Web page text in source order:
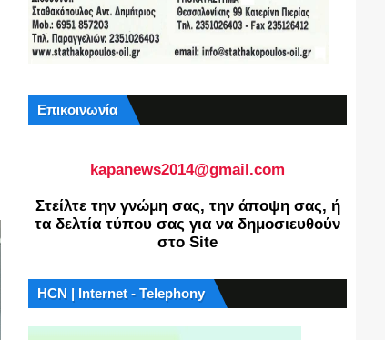
Επικοινωνία
kapanews2014@gmail.com
Στείλτε την γνώμη σας, την άποψη σας, ή
τα δελτία τύπου σας για να δημοσιευθούν
στο Site
HCN | Internet - Telephony